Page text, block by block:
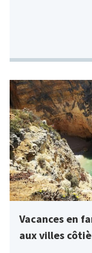
Vacances en
aux villes